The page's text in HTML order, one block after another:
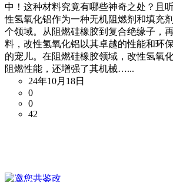
中！这种材料究竟有哪些神奇之处？且
性氢氧化铝作为一种无机阻燃剂和填充
个领域。从阻燃硅橡胶到复合绝缘子，
料，改性氢氧化铝以其卓越的性能和环
的宠儿。在阻燃硅橡胶领域，改性氢氧
阻燃性能，还增强了其机械…...
24年10月18日
0
0
42